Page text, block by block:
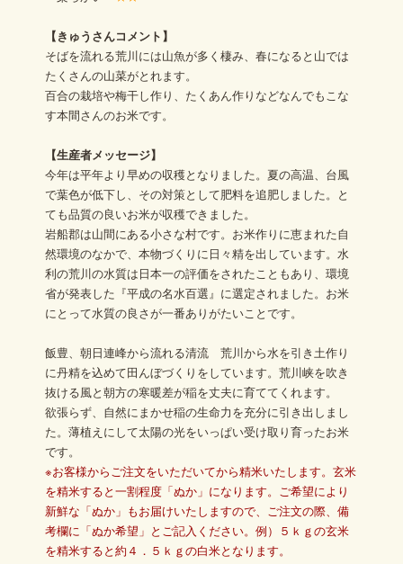
【きゅうさんコメント】
そばを流れる荒川には山魚が多く棲み、春になると山では
たくさんの山菜がとれます。
百合の栽培や梅干し作り、たくあん作りなどなんでもこな
す本間さんのお米です。
【生産者メッセージ】
今年は平年より早めの収穫となりました。夏の高温、台風
で葉色が低下し、その対策として肥料を追肥しました。と
ても品質の良いお米が収穫できました。
岩船郡は山間にある小さな村です。お米作りに恵まれた自
然環境のなかで、本物づくりに日々精を出しています。水
利の荒川の水質は日本一の評価をされたこともあり、環境
省が発表した『平成の名水百選』に選定されました。お米
にとって水質の良さが一番ありがたいことです。
飯豊、朝日連峰から流れる清流 荒川から水を引き土作り
に丹精を込めて田んぼづくりをしています。荒川峡を吹き
抜ける風と朝方の寒暖差が稲を丈夫に育ててくれます。
欲張らず、自然にまかせ稲の生命力を充分に引き出しまし
た。薄植えにして太陽の光をいっぱい受け取り育ったお米
です。
※お客様からご注文をいただいてから精米いたします。玄米
を精米すると一割程度「ぬか」になります。ご希望により
新鮮な「ぬか」もお届けいたしますので、ご注文の際、備
考欄に「ぬか希望」とご記入ください。例）５ｋｇの玄米
を精米すると約４．５ｋｇの白米となります。